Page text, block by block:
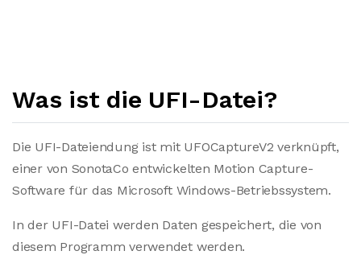
Was ist die UFI-Datei?
Die UFI-Dateiendung ist mit UFOCaptureV2 verknüpft,
einer von SonotaCo entwickelten Motion Capture-
Software für das Microsoft Windows-Betriebssystem.
In der UFI-Datei werden Daten gespeichert, die von
diesem Programm verwendet werden.